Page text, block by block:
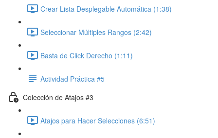
Crear Lista Desplegable Automática (1:38)
Seleccionar Múltiples Rangos (2:42)
Basta de Click Derecho (1:11)
Actividad Práctica #5
Colección de Atajos #3
Atajos para Hacer Selecciones (6:51)